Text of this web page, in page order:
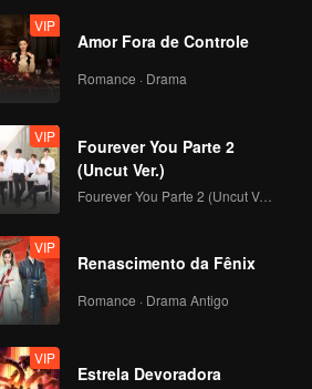
VIP
Amor Fora de Controle
Romance · Drama
VIP
Fourever You Parte 2
(Uncut Ver.)
Fourever You Parte 2 (Uncut Ver.)
VIP
Renascimento da Fênix
Romance · Drama Antigo
VIP
Estrela Devoradora